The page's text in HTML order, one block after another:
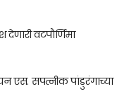
वटपौर्णिमा
एस. सपत्नीक पांडुरंगाच्या